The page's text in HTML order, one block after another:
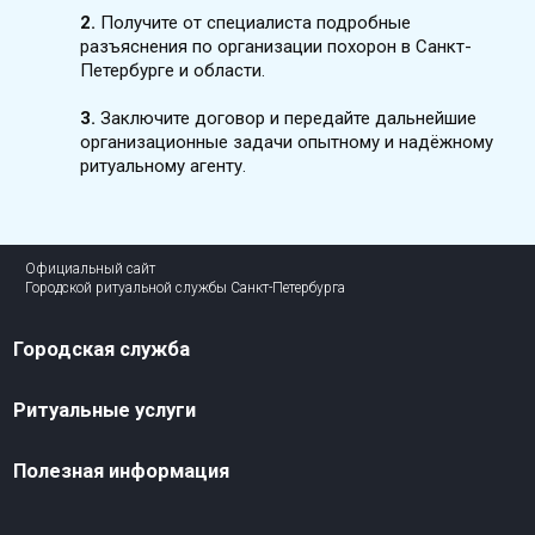
2. Получите от специалиста подробные
разъяснения по организации похорон в Санкт-
Петербурге и области.
3. Заключите договор и передайте дальнейшие
организационные задачи опытному и надёжному
ритуальному агенту.
Официальный сайт
Городской ритуальной службы Санкт-Петербурга
Городская служба
Ритуальные услуги
Полезная информация